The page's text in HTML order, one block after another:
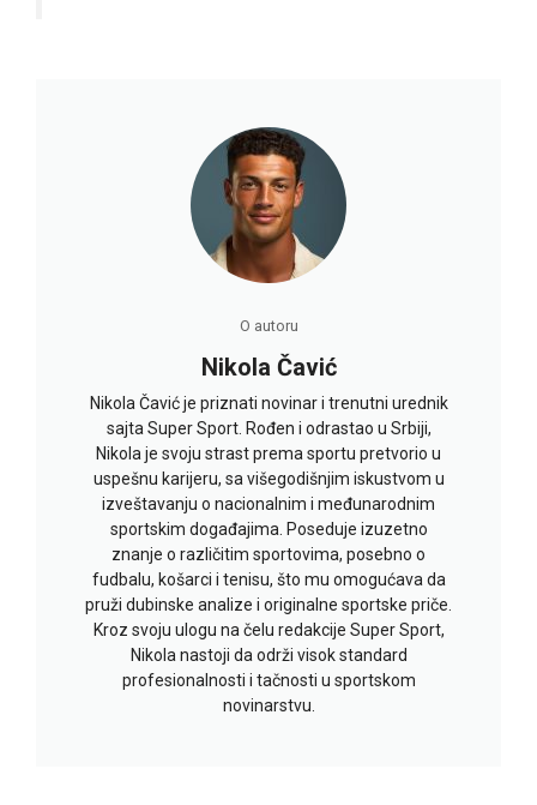
O autoru
Nikola Čavić
Nikola Čavić je priznati novinar i trenutni urednik
sajta Super Sport. Rođen i odrastao u Srbiji,
Nikola je svoju strast prema sportu pretvorio u
uspešnu karijeru, sa višegodišnjim iskustvom u
izveštavanju o nacionalnim i međunarodnim
sportskim događajima. Poseduje izuzetno
znanje o različitim sportovima, posebno o
fudbalu, košarci i tenisu, što mu omogućava da
pruži dubinske analize i originalne sportske priče.
Kroz svoju ulogu na čelu redakcije Super Sport,
Nikola nastoji da održi visok standard
profesionalnosti i tačnosti u sportskom
novinarstvu.